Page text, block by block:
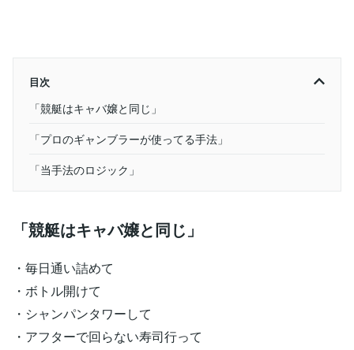
目次
「競艇はキャバ嬢と同じ」
「プロのギャンブラーが使ってる手法」
「当手法のロジック」
「競艇はキャバ嬢と同じ」
・毎日通い詰めて
・ボトル開けて
・シャンパンタワーして
・アフターで回らない寿司行って